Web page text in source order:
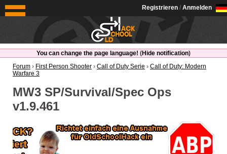
OldSchoolHack
Registrieren / Anmelden
You can change the page language! (Hide notification)
Forum › First Person Shooter › Call of Duty Serie › Call of Duty: Modern
Warfare 3
MW3 SP/Survival/Spec Ops
v1.9.461